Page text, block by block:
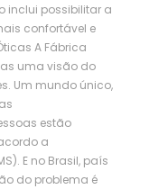
inclui possibilitar a
confortável e
A Fábrica
uma visão do
Um mundo único,
estão
a
E no Brasil, país
do problema é